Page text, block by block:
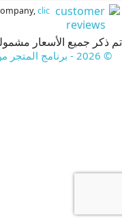
clic
تم ذكر جميع الأسعار
© 2026 - برنامج المتجر من طرف PrestaShop™